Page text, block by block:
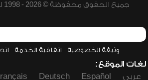
جميع الحقوق محفوظة © 2026 - 1998 لشبكة إسلام ويب
وثيقة الخصوصية اتفاقية الخدمة
لغات الموقع:
عربي
Español
Deutsch